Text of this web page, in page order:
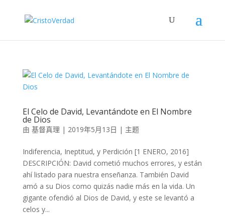
El Celo de David, Levantándote en El Nombre
de Dios
由 基督真理 | 2019年5月13日 | 主题
Indiferencia, Ineptitud, y Perdición [1 ENERO, 2016]
DESCRIPCIÓN: David cometió muchos errores, y están
ahí listado para nuestra enseñanza. También David
amó a su Dios como quizás nadie más en la vida. Un
gigante ofendió al Dios de David, y este se levantó a
celos y...